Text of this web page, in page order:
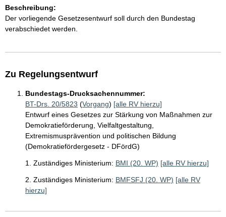
Beschreibung:
Der vorliegende Gesetzesentwurf soll durch den Bundestag
verabschiedet werden.
Zu Regelungsentwurf
Bundestags-Drucksachennummer:
BT-Drs. 20/5823 (Vorgang) [alle RV hierzu]
Entwurf eines Gesetzes zur Stärkung von Maßnahmen zur
Demokratieförderung, Vielfaltgestaltung,
Extremismusprävention und politischen Bildung
(Demokratiefördergesetz - DFördG)
1. Zuständiges Ministerium: BMI (20. WP) [alle RV hierzu]
2. Zuständiges Ministerium: BMFSFJ (20. WP) [alle RV
hierzu]